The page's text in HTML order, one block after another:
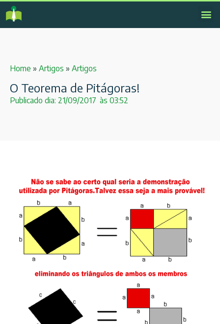
Home » Artigos » Artigos
O Teorema de Pitágoras!
Publicado dia: 21/09/2017 às 03:52